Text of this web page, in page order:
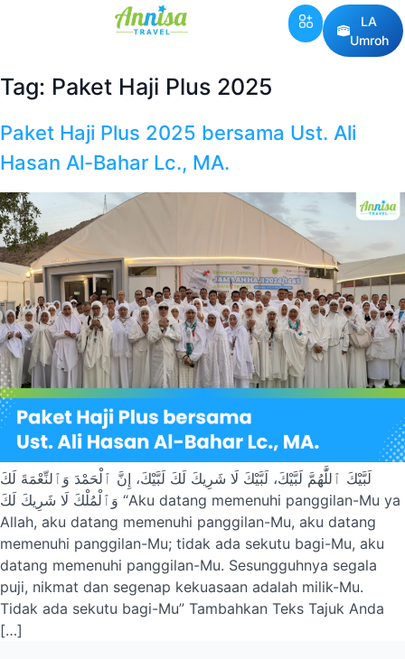
LA
Umroh
Tag: Paket Haji Plus 2025
Paket Haji Plus 2025 bersama Ust. Ali
Hasan Al-Bahar Lc., MA.
لَبَّيْكَ ٱللَّٰهُمَّ لَبَّيْكَ، لَبَّيْكَ لَا شَرِيكَ لَكَ لَبَّيْكَ، إِنَّ ٱلْحَمْدَ وَٱلنِّعْمَةَ لَكَ
وَٱلْمُلْكَ لَا شَرِيكَ لَكَ “Aku datang memenuhi panggilan-Mu ya
Allah, aku datang memenuhi panggilan-Mu, aku datang
memenuhi panggilan-Mu; tidak ada sekutu bagi-Mu, aku
datang memenuhi panggilan-Mu. Sesungguhnya segala
puji, nikmat dan segenap kekuasaan adalah milik-Mu.
Tidak ada sekutu bagi-Mu” Tambahkan Teks Tajuk Anda
[…]